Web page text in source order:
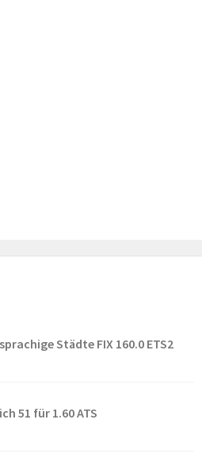
Städte FIX 160.0 ETS2
51 für 1.60 ATS